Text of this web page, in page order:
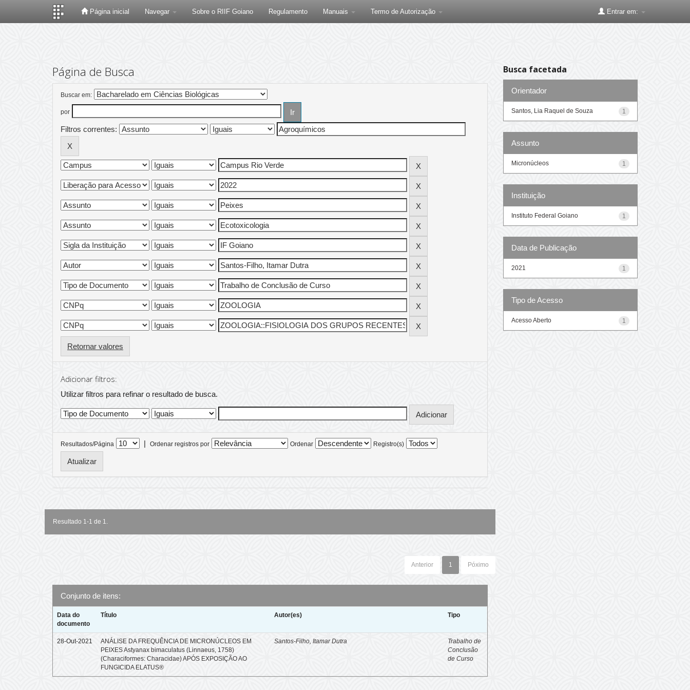
Página inicial Navegar Sobre o RIIF Goiano Regulamento Manuais Termo de Autorização Entrar em:
Página de Busca
Buscar em:
por
Filtros correntes:
Retornar valores
Adicionar filtros:
Utilizar filtros para refinar o resultado de busca.
Resultados/Página | Ordenar registros por Ordenar Registro(s)
Resultado 1-1 de 1.
Anterior 1 Póximo
Conjunto de itens:
Data do
documento
Título Autor(es) Tipo
28-Out-2021
ANÁLISE DA FREQUÊNCIA DE MICRONÚCLEOS EM
PEIXES Astyanax bimaculatus (Linnaeus, 1758)
(Characiformes: Characidae) APÓS EXPOSIÇÃO AO
FUNGICIDA ELATUS®
Santos-Filho, Itamar Dutra
Trabalho de
Conclusão
de Curso
Busca facetada
Orientador
1
Santos, Lia Raquel de Souza
Assunto
1
Micronúcleos
Instituição
1
Instituto Federal Goiano
Data de Publicação
1
2021
Tipo de Acesso
1
Acesso Aberto